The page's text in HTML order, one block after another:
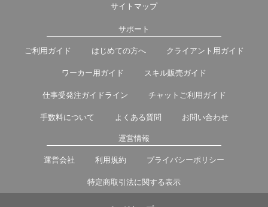
サイトマップ
サポート
ご利用ガイド はじめての方へ クライアント用ガイド
ワーカー用ガイド スキル販売ガイド
仕事受発注ガイドライン チャットご利用ガイド
手数料について よくある質問 お問い合わせ
運営情報
運営会社 利用規約 プライバシーポリシー
特定商取引法に関する表示